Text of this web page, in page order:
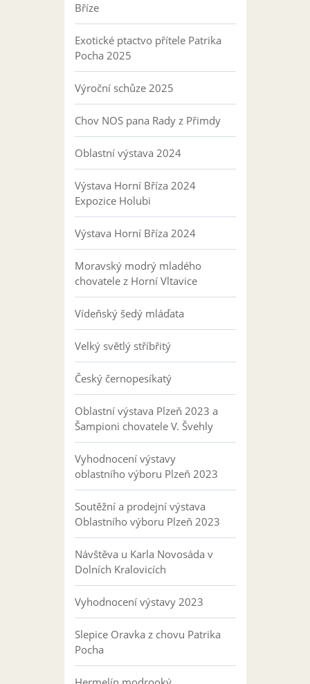
Bříze
Exotické ptactvo přítele Patrika
Pocha 2025
Výroční schůze 2025
Chov NOS pana Rady z Přimdy
Oblastní výstava 2024
Výstava Horní Bříza 2024
Expozice Holubi
Výstava Horní Bříza 2024
Moravský modrý mladého
chovatele z Horní Vltavice
Vídeňský šedý mláďata
Velký světlý stříbřitý
Český černopesíkatý
Oblastní výstava Plzeň 2023 a
Šampioni chovatele V. Švehly
Vyhodnocení výstavy
oblastního výboru Plzeň 2023
Soutěžní a prodejní výstava
Oblastního výboru Plzeň 2023
Návštěva u Karla Novosáda v
Dolních Kralovicích
Vyhodnocení výstavy 2023
Slepice Oravka z chovu Patrika
Pocha